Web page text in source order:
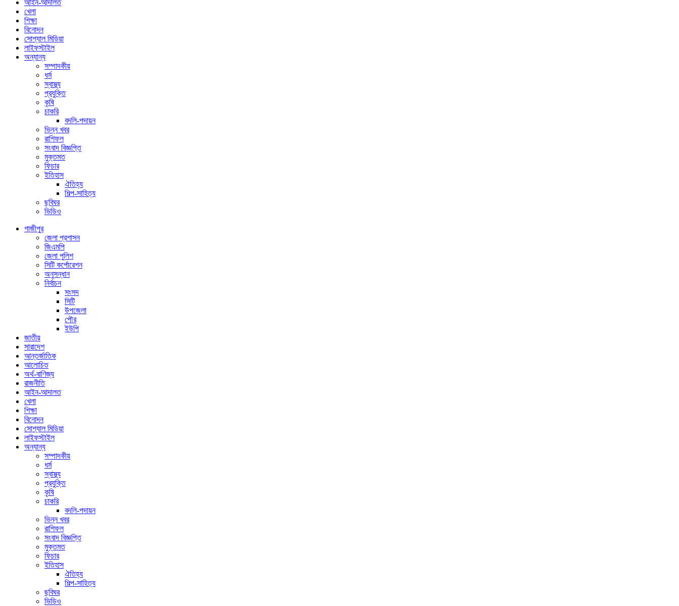
আইন-আদালত
খেলা
শিক্ষা
বিনোদন
সোশ্যাল মিডিয়া
লাইফস্টাইল
অন্যান্য
সম্পাদকীয়
ধর্ম
স্বাস্থ্য
প্রযুক্তি
কৃষি
চাকরি
বদলি-পদায়ন
ভিন্ন খবর
রাশিফল
সংবাদ বিজ্ঞপ্তি
মুক্তমত
ফিচার
ইতিহাস
ঐতিহ্য
শিল্প-সাহিত্য
ছবিঘর
ভিডিও
গাজীপুর
জেলা প্রশাসন
জিএমপি
জেলা পুলিশ
সিটি কর্পোরেশন
অনুসন্ধান
নির্বাচন
সংসদ
সিটি
উপজেলা
পৌর
ইউপি
জাতীয়
সারাদেশ
আন্তর্জাতিক
আলোচিত
অর্থ-বাণিজ্য
রাজনীতি
আইন-আদালত
খেলা
শিক্ষা
বিনোদন
সোশ্যাল মিডিয়া
লাইফস্টাইল
অন্যান্য
সম্পাদকীয়
ধর্ম
স্বাস্থ্য
প্রযুক্তি
কৃষি
চাকরি
বদলি-পদায়ন
ভিন্ন খবর
রাশিফল
সংবাদ বিজ্ঞপ্তি
মুক্তমত
ফিচার
ইতিহাস
ঐতিহ্য
শিল্প-সাহিত্য
ছবিঘর
ভিডিও